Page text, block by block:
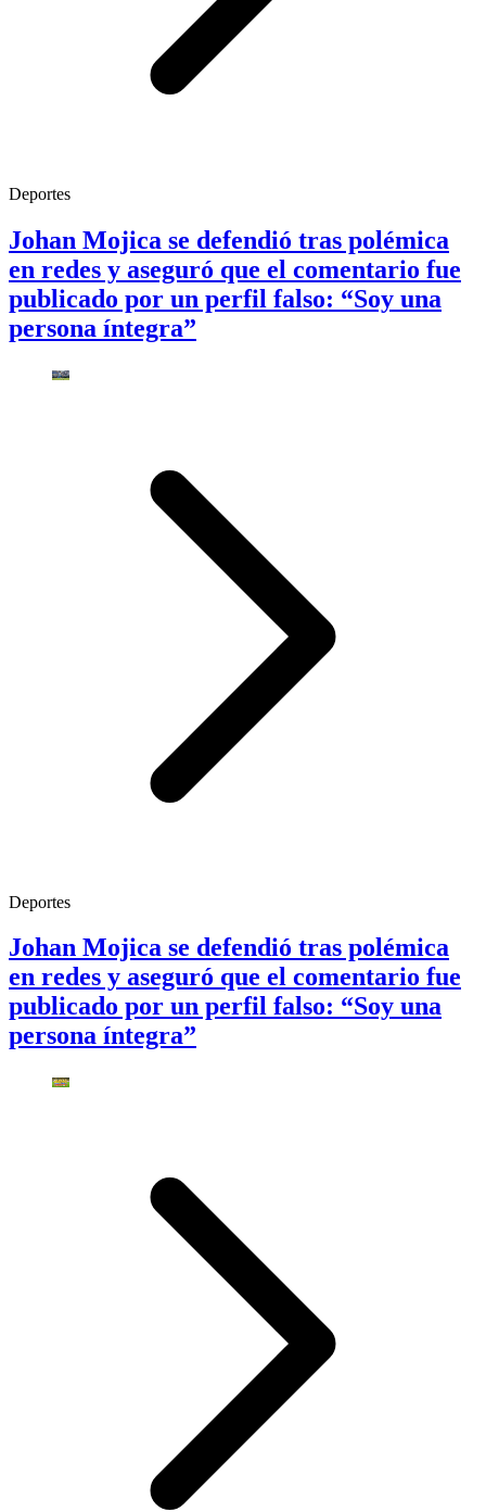
Deportes
Johan Mojica se defendió tras polémica
en redes y aseguró que el comentario fue
publicado por un perfil falso: “Soy una
persona íntegra”
Deportes
Johan Mojica se defendió tras polémica
en redes y aseguró que el comentario fue
publicado por un perfil falso: “Soy una
persona íntegra”